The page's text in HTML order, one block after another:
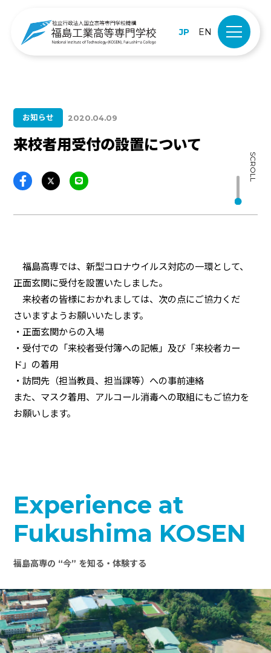
JP EN
お知らせ 2020.04.09
来校者用受付の設置について
SCROLL
福島高専では、新型コロナウイルス対応の一環として、
正面玄関に受付を設置いたしました。
来校者の皆様におかれましては、次の点にご協力くだ
さいますようお願いいたします。
・正面玄関からの入場
・受付での「来校者受付簿への記帳」及び「来校者カー
ド」の着用
・訪問先（担当教員、担当課等）への事前連絡
また、マスク着用、アルコール消毒への取組にもご協力を
お願いします。
Experience at
Fukushima KOSEN
福島高専の “今” を知る・体験する